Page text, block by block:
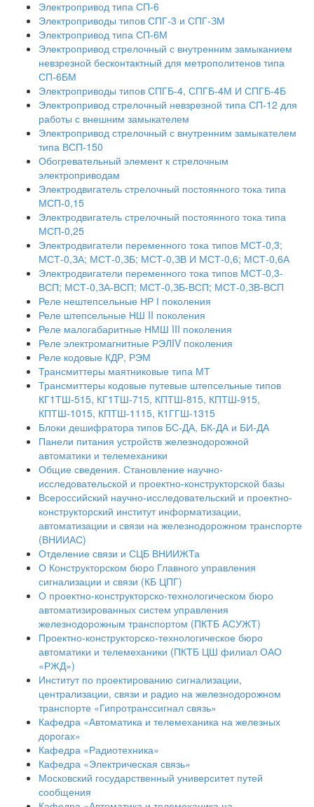
Электропривод типа СП-6
Электроприводы типов СПГ-3 и СПГ-ЗМ
Электропривод типа СП-6М
Электропривод стрелочный с внутренним замыканием
невзрезной бесконтактный для метрополитенов типа
СП-6БМ
Электроприводы типов СПГБ-4, СПГБ-4М И СПГБ-4Б
Электропривод стрелочный невзрезной типа СП-12 для
работы с внешним замыкателем
Электропривод стрелочный с внутренним замыкателем
типа ВСП-150
Обогревательный элемент к стрелочным
электроприводам
Электродвигатель стрелочный постоянного тока типа
МСП-0,15
Электродвигатель стрелочный постоянного тока типа
МСП-0,25
Электродвигатели переменного тока типов МСТ-0,3;
МСТ-0,ЗА; МСТ-0,ЗБ; МСТ-0,ЗВ И МСТ-0,6; МСТ-0,6А
Электродвигатели переменного тока типов МСТ-0,3-
ВСП; МСТ-0,ЗА-ВСП; МСТ-0,ЗБ-ВСП; МСТ-0,ЗВ-ВСП
Реле нештепсельные НР І поколения
Реле штепсельные НШ II поколения
Реле малогабаритные НМШ III поколения
Реле электромагнитные РЭЛIV поколения
Реле кодовые КДР, РЭМ
Трансмиттеры маятниковые типа МТ
Трансмиттеры кодовые путевые штепсельные типов
КГ1ТШ-515, КГ1ТШ-715, КПТШ-815, КПТШ-915,
КПТШ-1015, КПТШ-1115, К1ГГШ-1315
Блоки дешифратора типов БС-ДА, БК-ДА и БИ-ДА
Панели питания устройств железнодорожной
автоматики и телемеханики
Общие сведения. Становление научно-
исследовательской и проектно-конструкторской базы
Всероссийский научно-исследовательский и проектно-
конструкторский институт информатизации,
автоматизации и связи на железнодорожном транспорте
(ВНИИАС)
Отделение связи и СЦБ ВНИИЖТа
О Конструкторском бюро Главного управления
сигнализации и связи (КБ ЦПГ)
О проектно-конструкторско-технологическом бюро
автоматизированных систем управления
железнодорожным транспортом (ПКТБ АСУЖТ)
Проектно-конструкторско-технологическое бюро
автоматики и телемеханики (ПКТБ ЦШ филиал ОАО
«РЖД»)
Институт по проектированию сигнализации,
централизации, связи и радио на железнодорожном
транспорте «Гипротранссигнал связь»
Кафедра «Автоматика и телемеханика на железных
дорогах»
Кафедра «Радиотехника»
Кафедра «Электрическая связь»
Московский государственный университет путей
сообщения